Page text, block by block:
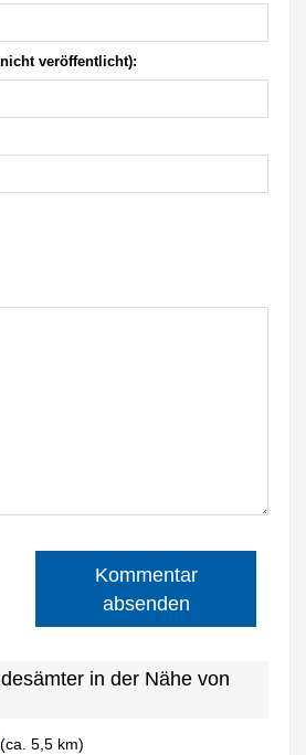
veröffentlicht):
Kommentar
absenden
in der Nähe von
(ca. 5,5 km)